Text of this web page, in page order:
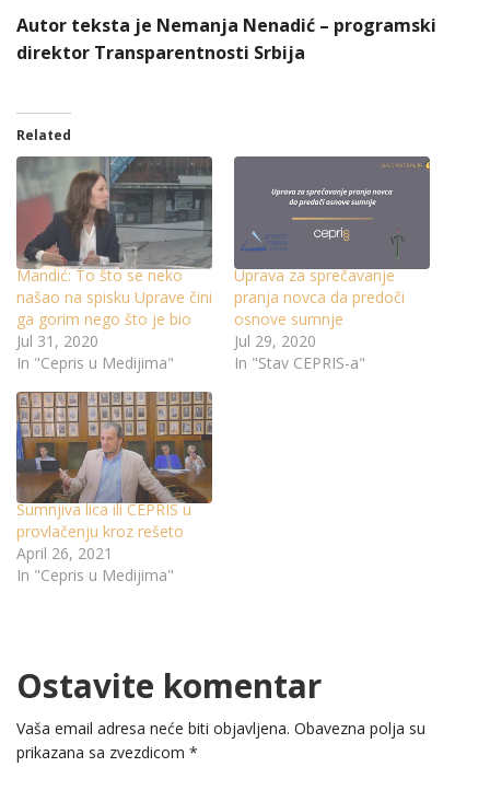
Autor teksta je Nemanja Nenadić – programski
direktor Transparentnosti Srbija
Related
Mandić: To što se neko
našao na spisku Uprave čini
ga gorim nego što je bio
Jul 31, 2020
In "Cepris u Medijima"
Uprava za sprečavanje
pranja novca da predoči
osnove sumnje
Jul 29, 2020
In "Stav CEPRIS-a"
Sumnjiva lica ili CEPRIS u
provlačenju kroz rešeto
April 26, 2021
In "Cepris u Medijima"
Ostavite komentar
Vaša email adresa neće biti objavljena. Obavezna polja su
prikazana sa zvezdicom *